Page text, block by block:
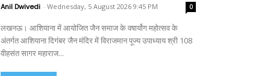
Anil Dwivedi - Wednesday, 5 August 2026 9:45 PM 0
लखनऊ। आशियाना में आयोजित जैन समाज के वषार्योग महोत्सव के
अंतर्गत आशियाना दिगंबर जैन मंदिर में विराजमान पूज्य उपाध्याय श्री 108
वीहसंत सागर महाराज...